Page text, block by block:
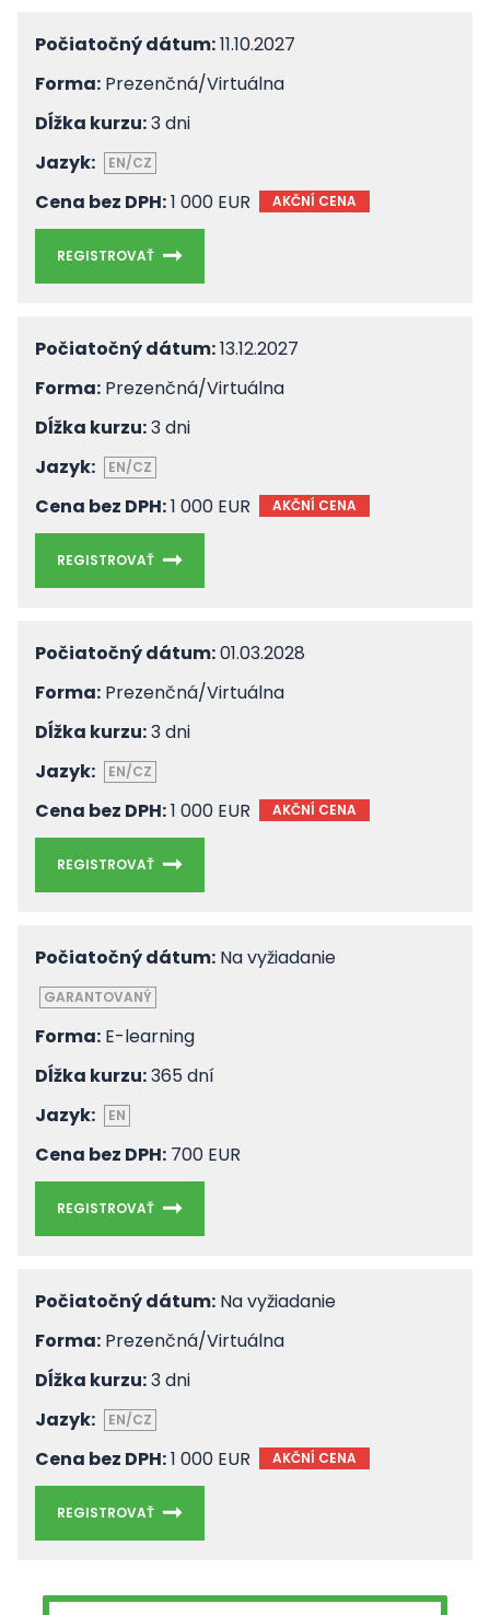
Počiatočný dátum:11.10.2027
Forma: Prezenčná/Virtuálna
Dĺžka kurzu:3 dni
Jazyk:
EN/CZ
Cena bez DPH:1 000 EUR AKČNÍ CENA
REGISTROVAŤ
Počiatočný dátum:13.12.2027
Forma: Prezenčná/Virtuálna
Dĺžka kurzu:3 dni
Jazyk:
EN/CZ
Cena bez DPH:1 000 EUR AKČNÍ CENA
REGISTROVAŤ
Počiatočný dátum:01.03.2028
Forma: Prezenčná/Virtuálna
Dĺžka kurzu:3 dni
Jazyk:
EN/CZ
Cena bez DPH:1 000 EUR AKČNÍ CENA
REGISTROVAŤ
Počiatočný dátum: Na vyžiadanie
GARANTOVANÝ
Forma: E-learning
Dĺžka kurzu:365 dní
Jazyk:
EN
Cena bez DPH: 700 EUR
REGISTROVAŤ
Počiatočný dátum: Na vyžiadanie
Forma: Prezenčná/Virtuálna
Dĺžka kurzu:3 dni
Jazyk:
EN/CZ
Cena bez DPH:1 000 EUR AKČNÍ CENA
REGISTROVAŤ